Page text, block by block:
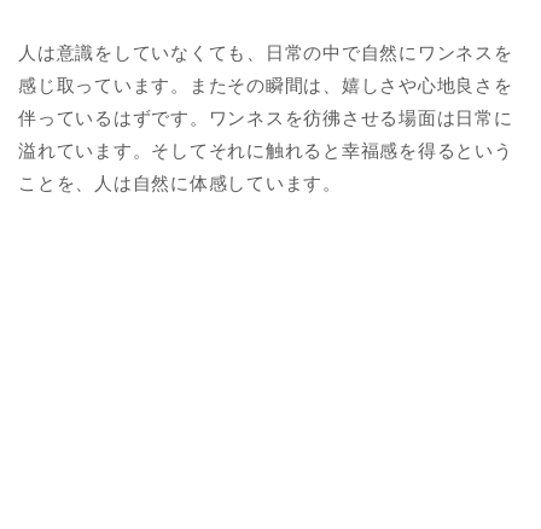
人は意識をしていなくても、日常の中で自然にワンネスを
感じ取っています。またその瞬間は、嬉しさや心地良さを
伴っているはずです。ワンネスを彷彿させる場面は日常に
溢れています。そしてそれに触れると幸福感を得るという
ことを、人は自然に体感しています。